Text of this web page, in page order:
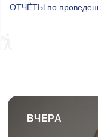
ОТЧЁТЫ по
ВЧЕРА